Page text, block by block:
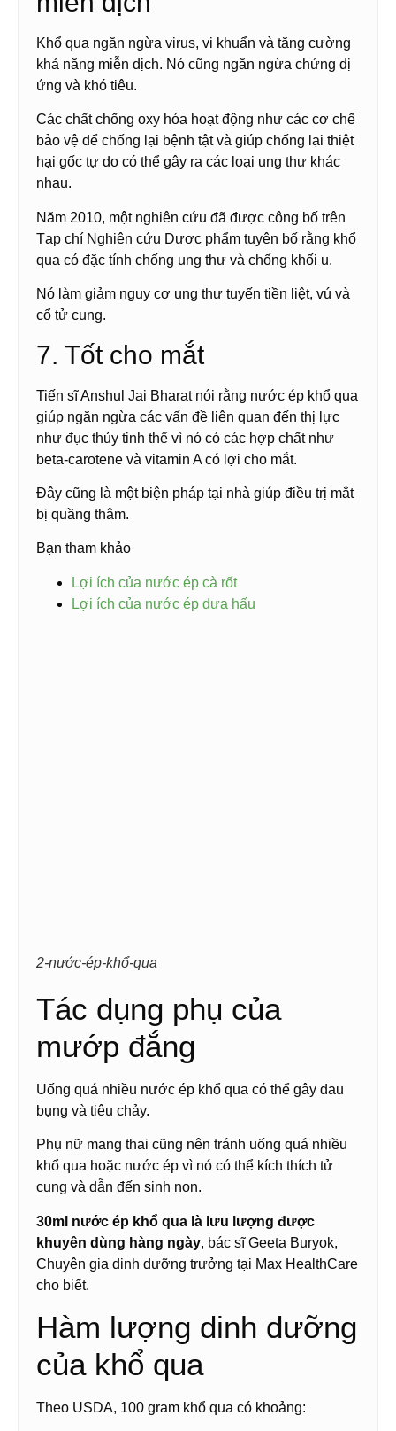
Khổ qua ngăn ngừa virus, vi khuẩn và tăng cường
khả năng miễn dịch. Nó cũng ngăn ngừa chứng dị
ứng và khó tiêu.
Các chất chống oxy hóa hoạt động như các cơ chế
bảo vệ để chống lại bệnh tật và giúp chống lại thiệt
hại gốc tự do có thể gây ra các loại ung thư khác
nhau.
Năm 2010, một nghiên cứu đã được công bố trên
Tạp chí Nghiên cứu Dược phẩm tuyên bố rằng khổ
qua có đặc tính chống ung thư và chống khối u.
Nó làm giảm nguy cơ ung thư tuyến tiền liệt, vú và
cổ tử cung.
7. Tốt cho mắt
Tiến sĩ Anshul Jai Bharat nói rằng nước ép khổ qua
giúp ngăn ngừa các vấn đề liên quan đến thị lực
như đục thủy tinh thể vì nó có các hợp chất như
beta-carotene và vitamin A có lợi cho mắt.
Đây cũng là một biện pháp tại nhà giúp điều trị mắt
bị quầng thâm.
Bạn tham khảo
Lợi ích của nước ép cà rốt
Lợi ích của nước ép dưa hấu
2-nước-ép-khổ-qua
Tác dụng phụ của
mướp đắng
Uống quá nhiều nước ép khổ qua có thể gây đau
bụng và tiêu chảy.
Phụ nữ mang thai cũng nên tránh uống quá nhiều
khổ qua hoặc nước ép vì nó có thể kích thích tử
cung và dẫn đến sinh non.
30ml nước ép khổ qua là lưu lượng được
khuyên dùng hàng ngày, bác sĩ Geeta Buryok,
Chuyên gia dinh dưỡng trưởng tại Max HealthCare
cho biết.
Hàm lượng dinh dưỡng
của khổ qua
Theo USDA, 100 gram khổ qua có khoảng: